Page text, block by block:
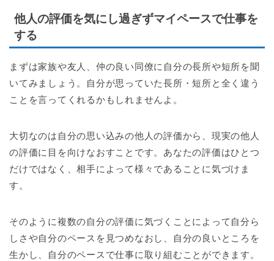
他人の評価を気にし過ぎずマイペースで仕事を
する
まずは家族や友人、仲の良い同僚に自分の長所や短所を聞
いてみましょう。自分が思っていた長所・短所と全く違う
ことを言ってくれるかもしれませんよ。
大切なのは自分の思い込みの他人の評価から、現実の他人
の評価に目を向けなおすことです。あなたの評価はひとつ
だけではなく、相手によって様々であることに気づけま
す。
そのように複数の自分の評価に気づくことによって自分ら
しさや自分のペースを見つめなおし、自分の良いところを
生かし、自分のペースで仕事に取り組むことができます。